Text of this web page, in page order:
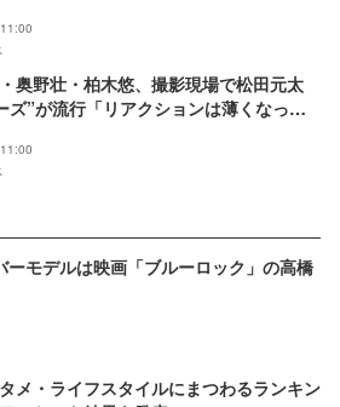
奥野壮・柏木悠、撮影現場で松田元太
ズ”が流行「リアクションは薄くなって
ーモデルは映画「ブルーロック」の高橋
メ・ライフスタイルにまつわるランキン